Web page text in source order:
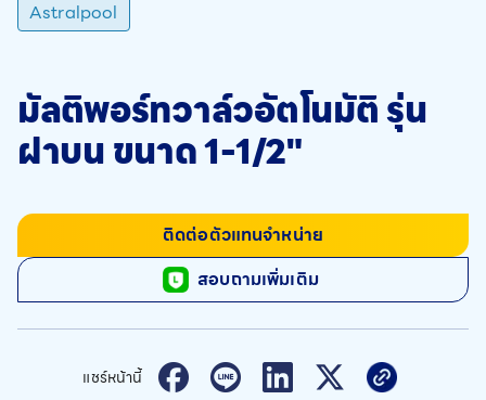
Astralpool
มัลติพอร์ทวาล์วอัตโนมัติ รุ่น
ฝาบน ขนาด 1-1/2"
ติดต่อตัวแทนจำหน่าย
สอบถามเพิ่มเติม
แชร์หน้านี้